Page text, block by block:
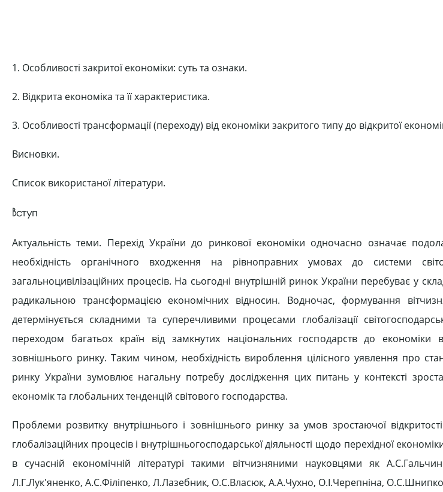
1. Особливості закритої економіки: суть та ознаки.
2. Відкрита економіка та її характеристика.
3. Особливості трансформації (переходу) від економіки закритого типу до відкритої
Висновки.
Список використаної літератури.
Вступ
Актуальність теми. Перехід України до ринкової економіки одночасно означає
необхідність органічного входження на рівноправних умовах до системи
загальноцивілізаційних процесів. На сьогодні внутрішній ринок України перебуває у
радикальною трансформацією економічних відносин. Водночас, формування
детермінується складними та суперечливими процесами глобалізації
переходом багатьох країн від замкнутих національних господарств до економіки
зовнішнього ринку. Таким чином, необхідність вироблення цілісного уявлення про
ринку України зумовлює нагальну потребу дослідження цих питань у контексті
економік та глобальних тенденцій світового господарства.
Проблеми розвитку внутрішнього і зовнішнього ринку за умов зростаючої
глобалізаційних процесів і внутрішньогосподарської діяльності щодо перехідної
в сучасній економічній літературі такими вітчизняними науковцями як
Л.Г.Лук'яненко, А.С.Філіпенко, Л.Лазебник, О.С.Власюк, А.А.Чухно, О.І.Черепніна,